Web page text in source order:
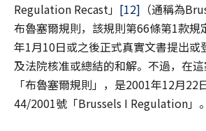
Regulation Recast」 [12] （通稱為
布魯塞爾規則，該規則第66條第1款規
年1月10日或之後正式真實文書提出或
及法院核准或總結的和解。不過，在
「布魯塞爾規則」，是2001年12月22
44/2001號「Brussels I Regulation」。